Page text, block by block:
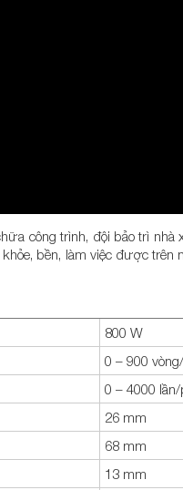
công trình, đội bảo trì
bền, làm việc được
800 W
0 – 900
0 – 4000
26 mm
68 mm
13 mm